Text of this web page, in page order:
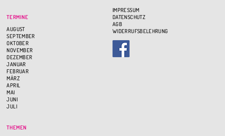
TERMINE
AUGUST
SEPTEMBER
OKTOBER
NOVEMBER
DEZEMBER
JANUAR
FEBRUAR
MÄRZ
APRIL
MAI
JUNI
JULI
THEMEN
IMPRESSUM
DATENSCHUTZ
AGB
WIDERRUFSBELEHRUNG